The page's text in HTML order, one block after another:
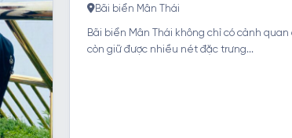
Bãi biển Mân Thái
Bãi biển Mân Thái không chỉ có cảnh quan
còn giữ được nhiều nét đặc trưng...